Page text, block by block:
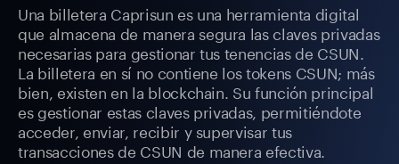
Una billetera Caprisun es una herramienta digital
que almacena de manera segura las claves privadas
necesarias para gestionar tus tenencias de CSUN.
La billetera en sí no contiene los tokens CSUN; más
bien, existen en la blockchain. Su función principal
es gestionar estas claves privadas, permitiéndote
acceder, enviar, recibir y supervisar tus
transacciones de CSUN de manera efectiva.